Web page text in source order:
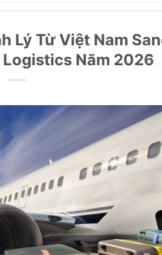
Lý Từ Việt Nam
Năm 2026